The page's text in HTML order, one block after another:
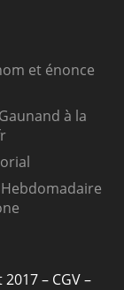
et énonce
à la
2017 – CGV–